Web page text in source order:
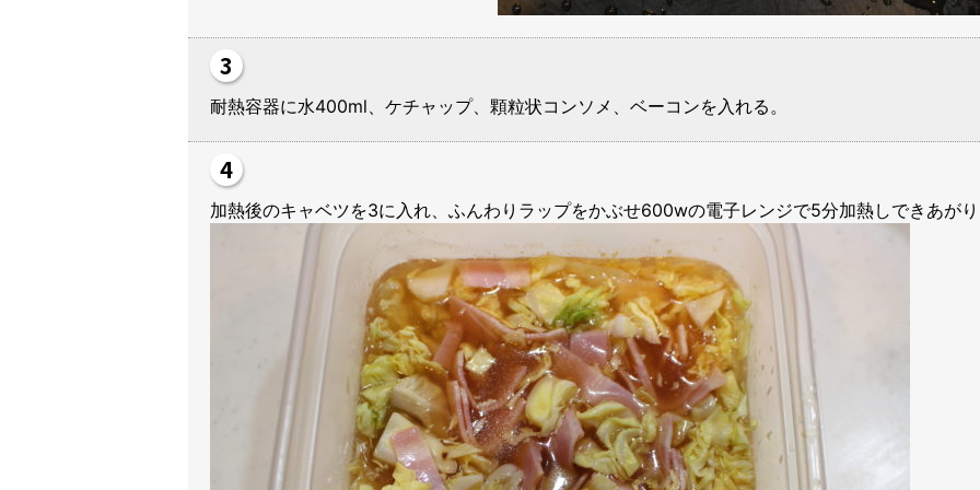
耐熱容器に水400ml、ケチャップ、顆粒状コンソメ、ベーコンを入れる。
加熱後のキャベツを3に入れ、ふんわりラップをかぶせ600wの電子レンジで5分加熱しできあが